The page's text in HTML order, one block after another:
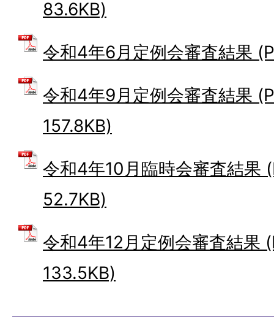
83.6KB)
令和4年6月定例会審査結果
令和4年9月定例会審査結果
157.8KB)
令和4年10月臨時会審査結果
52.7KB)
令和4年12月定例会審査結果
133.5KB)